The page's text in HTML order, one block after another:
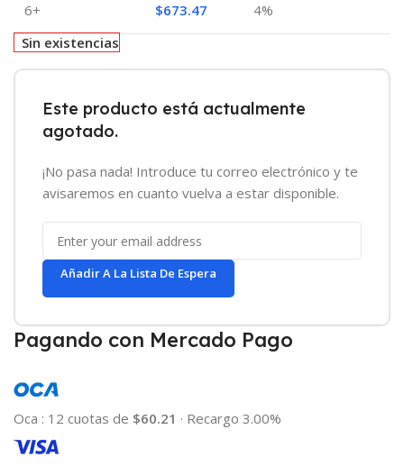
6+ $673.47
4%
Sin existencias
Este producto está actualmente
agotado.
¡No pasa nada! Introduce tu correo electrónico y te
avisaremos en cuanto vuelva a estar disponible.
Añadir A La Lista De Espera
Pagando con Mercado Pago
Oca : 12 cuotas de $60.21 · Recargo 3.00%